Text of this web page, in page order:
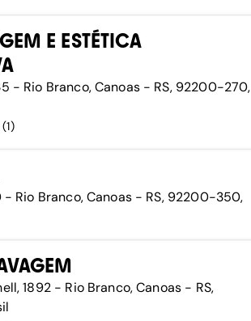
E ESTÉTICA
- Rio Branco, Canoas - RS, 92200-270,
(1)
- Rio Branco, Canoas - RS, 92200-350,
1892 - Rio Branco, Canoas - RS,